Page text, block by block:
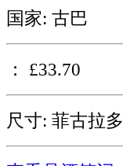
国家: 古巴
： £33.70
尺寸: 菲古拉多